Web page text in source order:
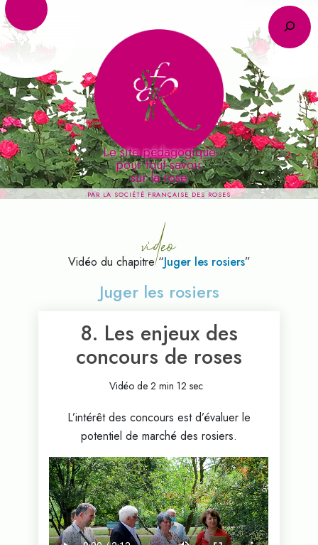
Le site pédagogique
pour tout savoir
sur la rose
PAR LA SOCIÉTÉ FRANÇAISE DES ROSES
video
Vidéo du chapitre “Juger les rosiers”
Juger les rosiers
8. Les enjeux des
concours de roses
Vidéo de 2 min 12 sec
L’intérêt des concours est d’évaluer le
potentiel de marché des rosiers.